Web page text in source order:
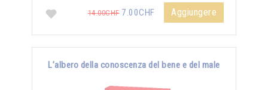
14.00CHF7.00CHF Aggiungere
L’albero della conoscenza del bene e del male